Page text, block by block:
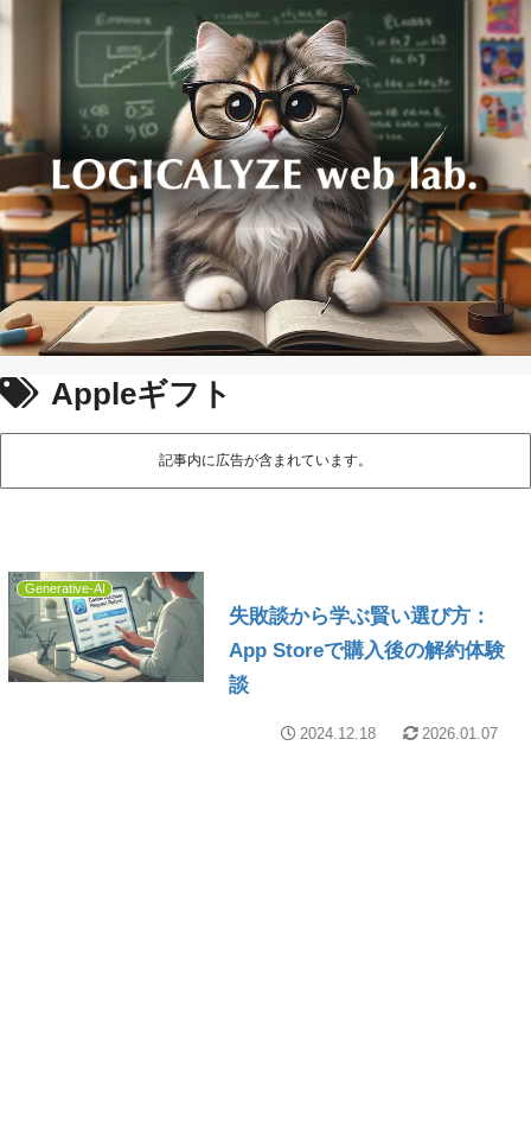
Appleギフト
記事内に広告が含まれています。
Generative-AI
失敗談から学ぶ賢い選び方：
App Storeで購入後の解約体験
談
2024.12.18 2026.01.07